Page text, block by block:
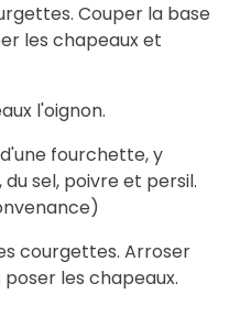
Couper la base
les chapeaux et
l'oignon.
fourchette, y
sel, poivre et persil.
courgettes. Arroser
les chapeaux.